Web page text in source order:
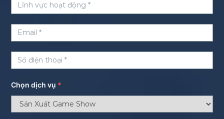
Chọn dịch vụ *